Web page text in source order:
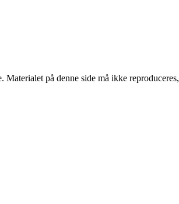
på denne side må ikke reproduceres,